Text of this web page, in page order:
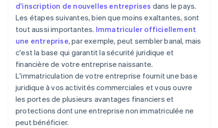
Une année gratuite de Stripe Payments, plus de
50 000 $ en crédits et remises partenaires
d'inscription de nouvelles entreprises dans le pays.
Les étapes suivantes, bien que moins exaltantes, sont
tout aussi importantes. Immatriculer officiellement
une entreprise, par exemple, peut sembler banal, mais
c'est la base qui garantit la sécurité juridique et
financière de votre entreprise naissante.
L'immatriculation de votre entreprise fournit une base
juridique à vos activités commerciales et vous ouvre
les portes de plusieurs avantages financiers et
protections dont une entreprise non immatriculée ne
peut bénéficier.